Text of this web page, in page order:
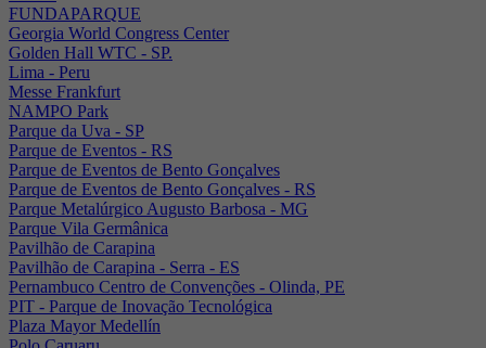
FUNDAPARQUE
Georgia World Congress Center
Golden Hall WTC - SP.
Lima - Peru
Messe Frankfurt
NAMPO Park
Parque da Uva - SP
Parque de Eventos - RS
Parque de Eventos de Bento Gonçalves
Parque de Eventos de Bento Gonçalves - RS
Parque Metalúrgico Augusto Barbosa - MG
Parque Vila Germânica
Pavilhão de Carapina
Pavilhão de Carapina - Serra - ES
Pernambuco Centro de Convenções - Olinda, PE
PIT - Parque de Inovação Tecnológica
Plaza Mayor Medellín